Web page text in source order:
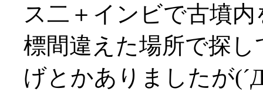
ス二＋インビで古墳
標間違えた場所で探
げとかありましたが